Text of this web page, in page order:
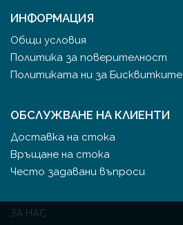
ИНФОРМАЦИЯ
Общи условия
Политика за поверителност
Политиката ни за Бисквитките
ОБСЛУЖВАНЕ НА КЛИЕНТИ
Доставка на стока
Връщане на стока
Често задавани въпроси
ЗА НАС